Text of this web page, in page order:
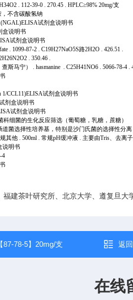
. 112-39-0 . 270.45 . HPLC≥98% 20mg/支
，不含碳酸氢钠
试剂盒说明书
盒说明书
试剂盒说明书
. 1099-87-2 . C19H27NaO5S路2H2O . 426.51 .
. 350.46 .
马宁） . hasmanine . C25H41NO6 . 5066-78-4 .
1/CCL11)ELISA试剂盒说明书
剂盒说明书
试剂盒说明书
科细菌的生化反应筛选（葡萄糖，乳糖，蔗糖）
菌选择性培养基，特别是沙门氏菌的选择性分离
其他 . 500ml . 常规pH缓冲液 . 主要由Tris、去离
说明书
4
建茶叶研究所、北京大学、遵复旦大
87-78-5】20mg/支 返
在线